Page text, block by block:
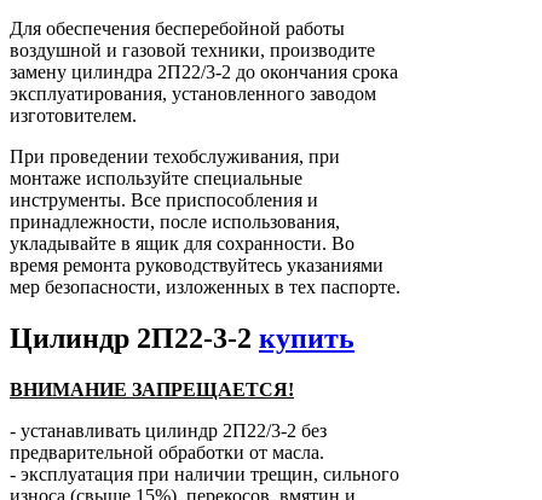
Для обеспечения бесперебойной работы
воздушной и газовой техники, производите
замену цилиндра 2П22/3-2 до окончания срока
эксплуатирования, установленного заводом
изготовителем.
При проведении техобслуживания, при
монтаже используйте специальные
инструменты. Все приспособления и
принадлежности, после использования,
укладывайте в ящик для сохранности. Во
время ремонта руководствуйтесь указаниями
мер безопасности, изложенных в тех паспорте.
Цилиндр 2П22-3-2 купить
ВНИМАНИЕ ЗАПРЕЩАЕТСЯ!
- устанавливать цилиндр 2П22/3-2 без
предварительной обработки от масла.
- эксплуатация при наличии трещин, сильного